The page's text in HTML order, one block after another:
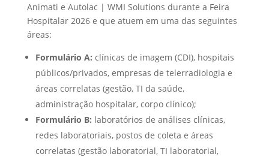
Animati e Autolac | WMI Solutions durante a Feira
Hospitalar 2026 e que atuem em uma das seguintes
áreas:
Formulário A: clínicas de imagem (CDI), hospitais
públicos/privados, empresas de telerradiologia e
áreas correlatas (gestão, TI da saúde,
administração hospitalar, corpo clínico);
Formulário B: laboratórios de análises clínicas,
redes laboratoriais, postos de coleta e áreas
correlatas (gestão laboratorial, TI laboratorial,